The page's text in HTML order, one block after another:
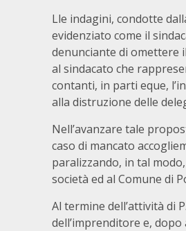
Lle indagini, condotte
evidenziato come il
denunciante di omettere
al sindacato che
contanti, in parti eque,
alla distruzione delle
Nell’avanzare tale
caso di mancato
paralizzando, in tal
società ed al Comune di
Al termine dell’attività di
dell’imprenditore e,